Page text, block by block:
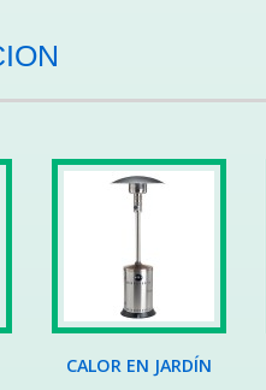
CALOR EN JARDÍN